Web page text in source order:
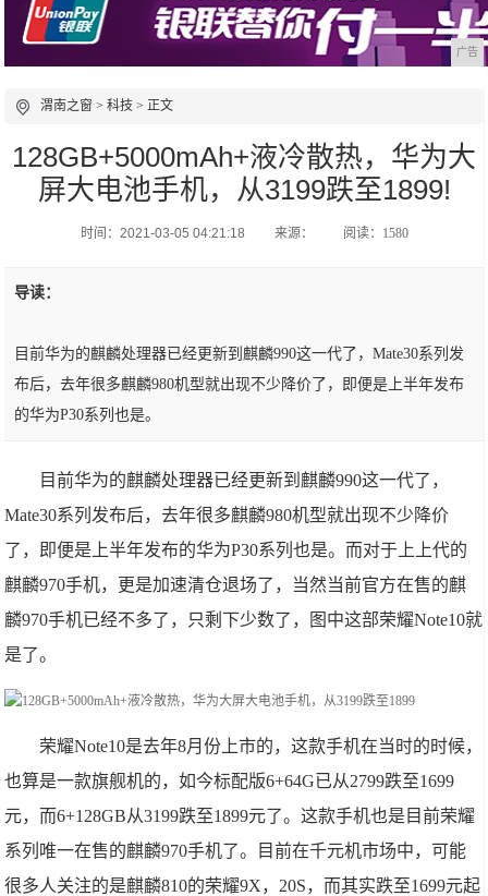
广告
渭南之窗 >科技 > 正文
128GB+5000mAh+液冷散热，华为大
屏大电池手机，从3199跌至1899!
时间：2021-03-05 04:21:18 来源： 阅读：1580
导读：
目前华为的麒麟处理器已经更新到麒麟990这一代了，Mate30系列发
布后，去年很多麒麟980机型就出现不少降价了，即便是上半年发布
的华为P30系列也是。
目前华为的麒麟处理器已经更新到麒麟990这一代了，
Mate30系列发布后，去年很多麒麟980机型就出现不少降价
了，即便是上半年发布的华为P30系列也是。而对于上上代的
麒麟970手机，更是加速清仓退场了，当然当前官方在售的麒
麟970手机已经不多了，只剩下少数了，图中这部荣耀Note10就
是了。
荣耀Note10是去年8月份上市的，这款手机在当时的时候，
也算是一款旗舰机的，如今标配版6+64G已从2799跌至1699
元，而6+128GB从3199跌至1899元了。这款手机也是目前荣耀
系列唯一在售的麒麟970手机了。目前在千元机市场中，可能
很多人关注的是麒麟810的荣耀9X，20S，而其实跌至1699元起